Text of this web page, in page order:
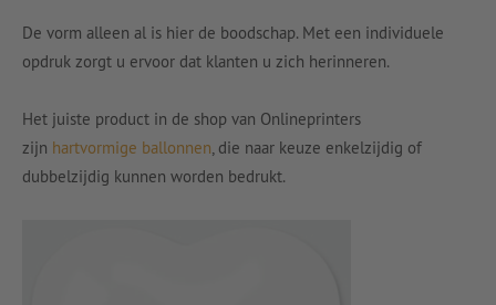
De vorm alleen al is hier de boodschap. Met een individuele
opdruk zorgt u ervoor dat klanten u zich herinneren.
Het juiste product in de shop van Onlineprinters
zijn hartvormige ballonnen, die naar keuze enkelzijdig of
dubbelzijdig kunnen worden bedrukt.